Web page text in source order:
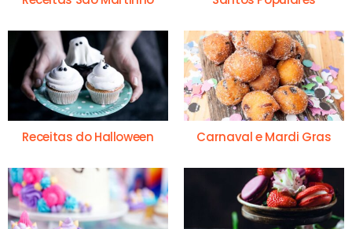
Receitas do Halloween Carnaval e Mardi Gras